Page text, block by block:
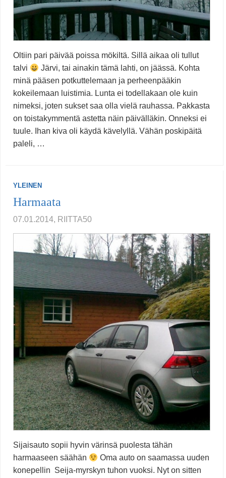
Oltiin pari päivää poissa mökiltä. Sillä aikaa oli tullut
talvi
Järvi, tai ainakin tämä lahti, on jäässä. Kohta
minä pääsen potkuttelemaan ja perheenpääkin
kokeilemaan luistimia. Lunta ei todellakaan ole kuin
nimeksi, joten sukset saa olla vielä rauhassa. Pakkasta
on toistakymmentä astetta näin päivälläkin. Onneksi ei
tuule. Ihan kiva oli käydä kävelyllä. Vähän poskipäitä
paleli, …
YLEINEN
Harmaata
07.01.2014, RIITTA50
Sijaisauto sopii hyvin värinsä puolesta tähän
harmaaseen säähän
Oma auto on saamassa uuden
konepellin Seija-myrskyn tuhon vuoksi. Nyt on sitten